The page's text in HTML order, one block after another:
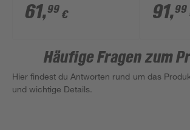
WeedBrush
61,99 €
gelb-
91,99
Häufige Fragen zum
Hier findest du Antworten rund um das
und wichtige Details.